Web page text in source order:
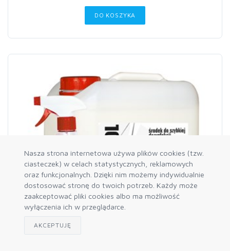
Nasza strona internetowa używa plików cookies (tzw.
ciasteczek) w celach statystycznych, reklamowych
oraz funkcjonalnych. Dzięki nim możemy indywidualnie
dostosować stronę do twoich potrzeb. Każdy może
zaakceptować pliki cookies albo ma możliwość
wyłączenia ich w przeglądarce.
AKCEPTUJĘ
DO KOSZYKA